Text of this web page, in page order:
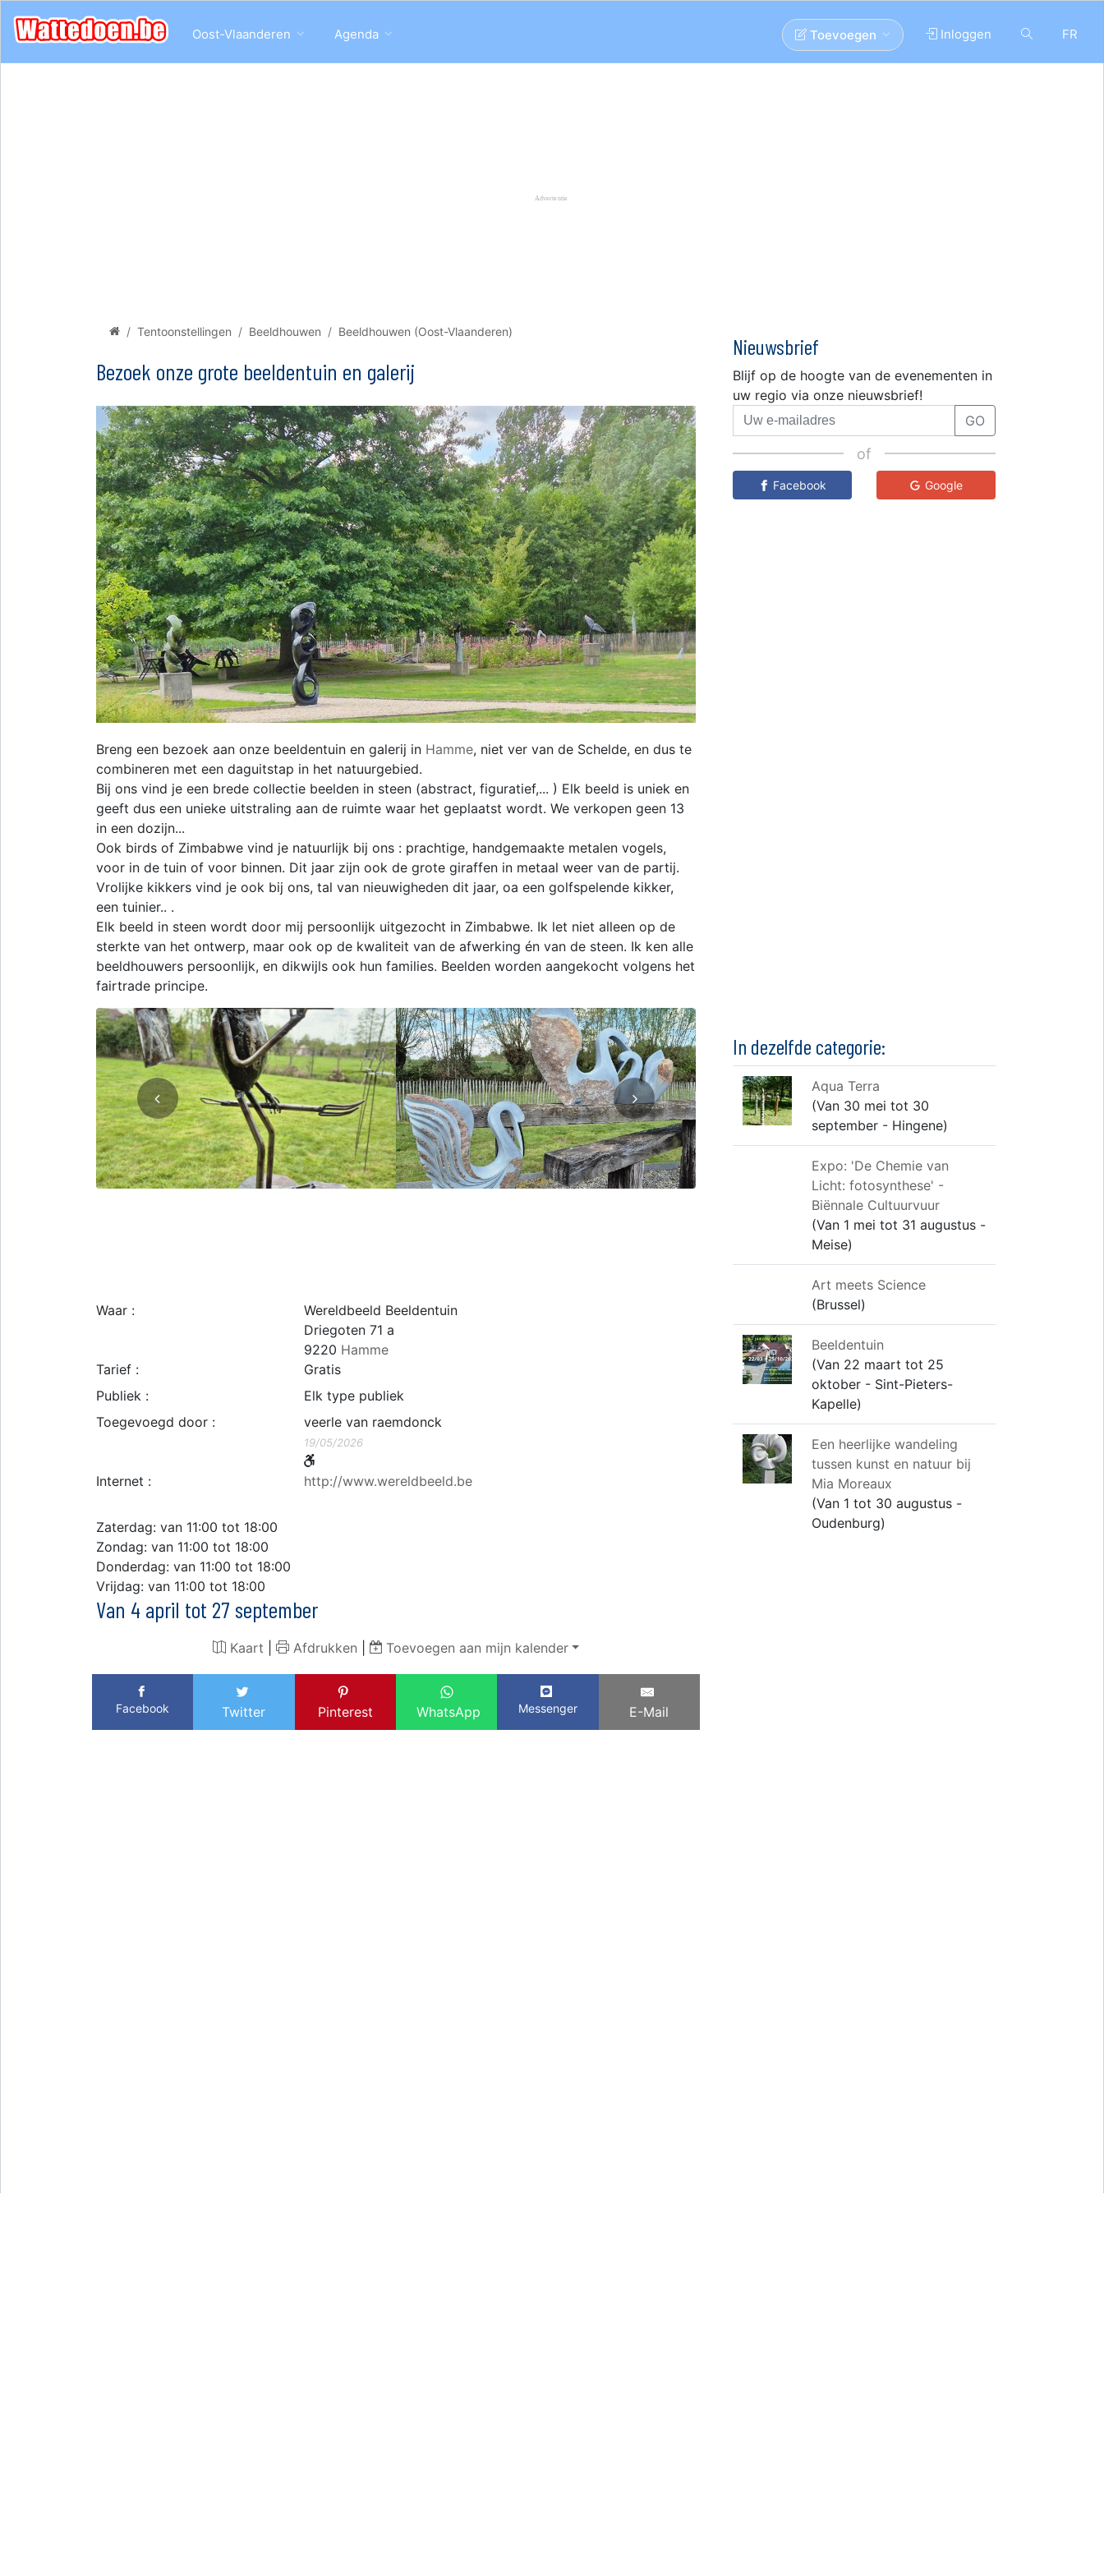
Oost-Vlaanderen Agenda FR
Inloggen
Toevoegen
Tentoonstellingen Beeldhouwen Beeldhouwen (Oost-Vlaanderen)
Bezoek onze grote beeldentuin en galerij
Breng een bezoek aan onze beeldentuin en galerij in Hamme, niet ver van de Schelde, en dus te
combineren met een daguitstap in het natuurgebied.
Bij ons vind je een brede collectie beelden in steen (abstract, figuratief,... ) Elk beeld is uniek en
geeft dus een unieke uitstraling aan de ruimte waar het geplaatst wordt. We verkopen geen 13
in een dozijn...
Ook birds of Zimbabwe vind je natuurlijk bij ons : prachtige, handgemaakte metalen vogels,
voor in de tuin of voor binnen. Dit jaar zijn ook de grote giraffen in metaal weer van de partij.
Vrolijke kikkers vind je ook bij ons, tal van nieuwigheden dit jaar, oa een golfspelende kikker,
een tuinier.. .
Elk beeld in steen wordt door mij persoonlijk uitgezocht in Zimbabwe. Ik let niet alleen op de
sterkte van het ontwerp, maar ook op de kwaliteit van de afwerking én van de steen. Ik ken alle
beeldhouwers persoonlijk, en dikwijls ook hun families. Beelden worden aangekocht volgens het
fairtrade principe.
Waar :
Wereldbeeld Beeldentuin
Driegoten 71 a
9220 Hamme
Tarief :
Gratis
Publiek :
Elk type publiek
Toegevoegd door :
veerle van raemdonck
19/05/2026
Internet : http://www.wereldbeeld.be
Zaterdag: van 11:00 tot 18:00
Zondag: van 11:00 tot 18:00
Donderdag: van 11:00 tot 18:00
Vrijdag: van 11:00 tot 18:00
Van 4 april tot 27 september
Kaart Afdrukken Toevoegen aan mijn kalender
Facebook Twitter Pinterest WhatsApp Messenger E-Mail
Nieuwsbrief
Blijf op de hoogte van de evenementen in
uw regio via onze nieuwsbrief!
GO
of
Facebook Google
In dezelfde categorie:
Aqua Terra
(Van 30 mei tot 30
september - Hingene)
Expo: 'De Chemie van
Licht: fotosynthese' -
Biënnale Cultuurvuur
(Van 1 mei tot 31 augustus -
Meise)
Art meets Science
(Brussel)
Beeldentuin
(Van 22 maart tot 25
oktober - Sint-Pieters-
Kapelle)
Een heerlijke wandeling
tussen kunst en natuur bij
Mia Moreaux
(Van 1 tot 30 augustus -
Oudenburg)